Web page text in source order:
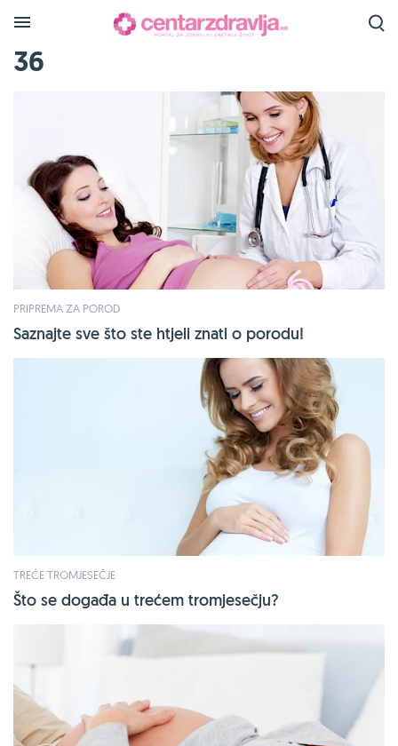
36
PRIPREMA ZA POROD
Saznajte sve što ste htjeli znati o porodu!
TREĆE TROMJESEČJE
Što se događa u trećem tromjesečju?